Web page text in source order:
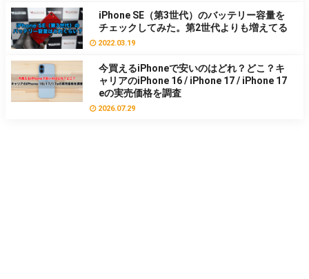
iPhone SE（第3世代）のバッテリー容量を
チェックしてみた。第2世代よりも増えてる
2022.03.19
今買えるiPhoneで安いのはどれ？どこ？キ
ャリアのiPhone 16 / iPhone 17 / iPhone 17
eの実売価格を調査
2026.07.29